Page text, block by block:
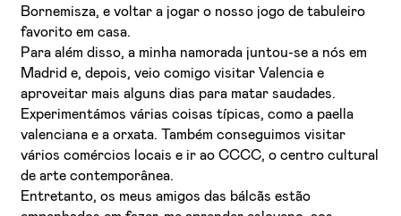
Bornemisza, e voltar a jogar o nosso jogo de tabuleiro
favorito em casa.
Para além disso, a minha namorada juntou-se a nós em
Madrid e, depois, veio comigo visitar Valencia e
aproveitar mais alguns dias para matar saudades.
Experimentámos várias coisas típicas, como a paella
valenciana e a orxata. Também conseguimos visitar
vários comércios locais e ir ao CCCC, o centro cultural
de arte contemporânea.
Entretanto, os meus amigos das bálcãs estão